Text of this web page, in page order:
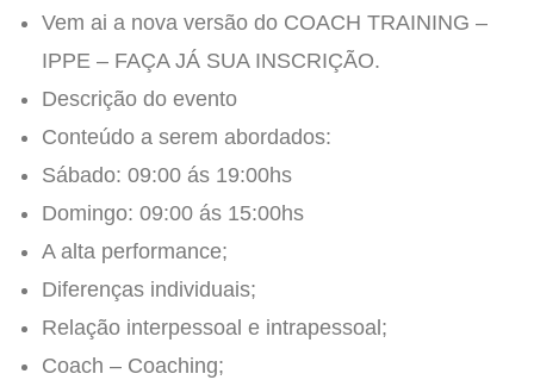
Vem ai a nova versão do COACH TRAINING –
IPPE – FAÇA JÁ SUA INSCRIÇÃO.
Descrição do evento
Conteúdo a serem abordados:
Sábado: 09:00 ás 19:00hs
Domingo: 09:00 ás 15:00hs
A alta performance;
Diferenças individuais;
Relação interpessoal e intrapessoal;
Coach – Coaching;